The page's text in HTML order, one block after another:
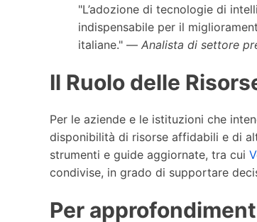
"L’adozione di tecnologie di
indispensabile per il
italiane." — Analista di settore
Il Ruolo delle
Per le aziende e le istituzioni che
disponibilità di risorse affidabili e di
strumenti e guide aggiornate, tra cui
condivise, in grado di supportare
Per